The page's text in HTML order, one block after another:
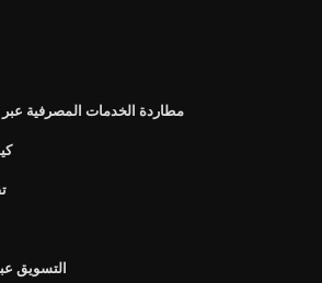
مطاردة الخدمات المصرفية
التسويق